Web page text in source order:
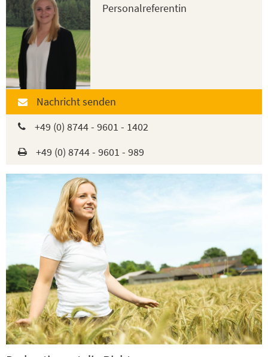
Personalreferentin
Nachricht senden
+49 (0) 8744 - 9601 - 1402
+49 (0) 8744 - 9601 - 989